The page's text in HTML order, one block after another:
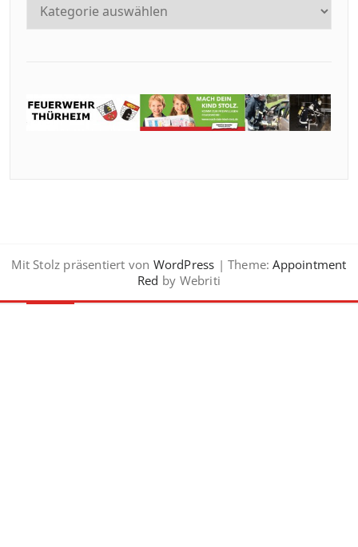
Mit Stolz präsentiert von WordPress | Theme: Appointment
Red by Webriti